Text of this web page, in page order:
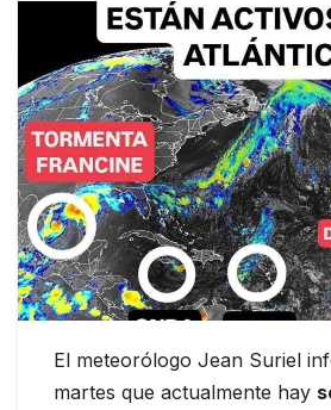
El meteorólogo Jean Suriel
martes que actualmente hay